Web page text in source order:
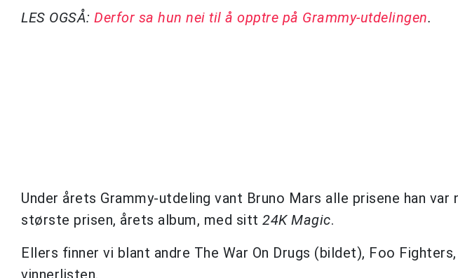
LES OGSÅ: Derfor sa hun nei til å opptre på Grammy-utdelingen.
Under årets Grammy-utdeling vant Bruno Mars alle prisene han
største prisen, årets album, med sitt 24K Magic.
Ellers finner vi blant andre The War On Drugs (bildet), Foo
vinnerlisten.